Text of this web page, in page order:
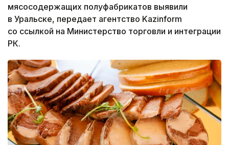
мясосодержащих полуфабрикатов выявили
в Уральске, передает агентство Kazinform
со ссылкой на Министерство торговли и интеграции
РК.